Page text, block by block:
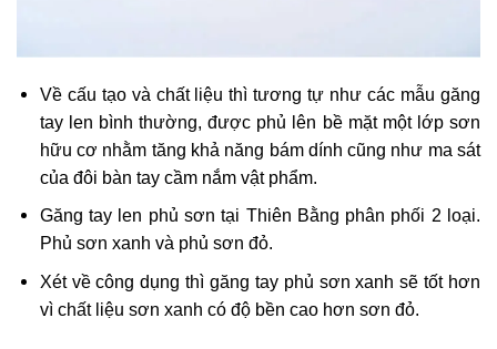
Về cấu tạo và chất liệu thì tương tự như các mẫu găng
tay len bình thường, được phủ lên bề mặt một lớp sơn
hữu cơ nhằm tăng khả năng bám dính cũng như ma sát
của đôi bàn tay cầm nắm vật phẩm.
Găng tay len phủ sơn tại Thiên Bằng phân phối 2 loại.
Phủ sơn xanh và phủ sơn đỏ.
Xét về công dụng thì găng tay phủ sơn xanh sẽ tốt hơn
vì chất liệu sơn xanh có độ bền cao hơn sơn đỏ.